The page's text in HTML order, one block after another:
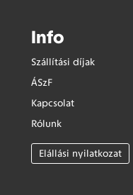
Info
Szállítási díjak
ÁSzF
Kapcsolat
Rólunk
Elállási nyilatkozat